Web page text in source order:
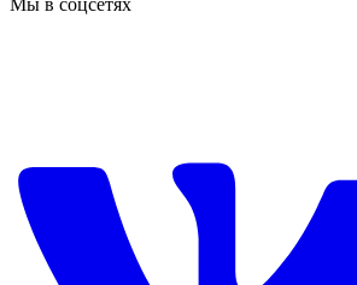
Мы в соцсетях